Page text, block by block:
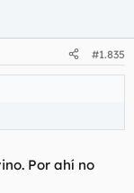
#1.835
Por ahí no